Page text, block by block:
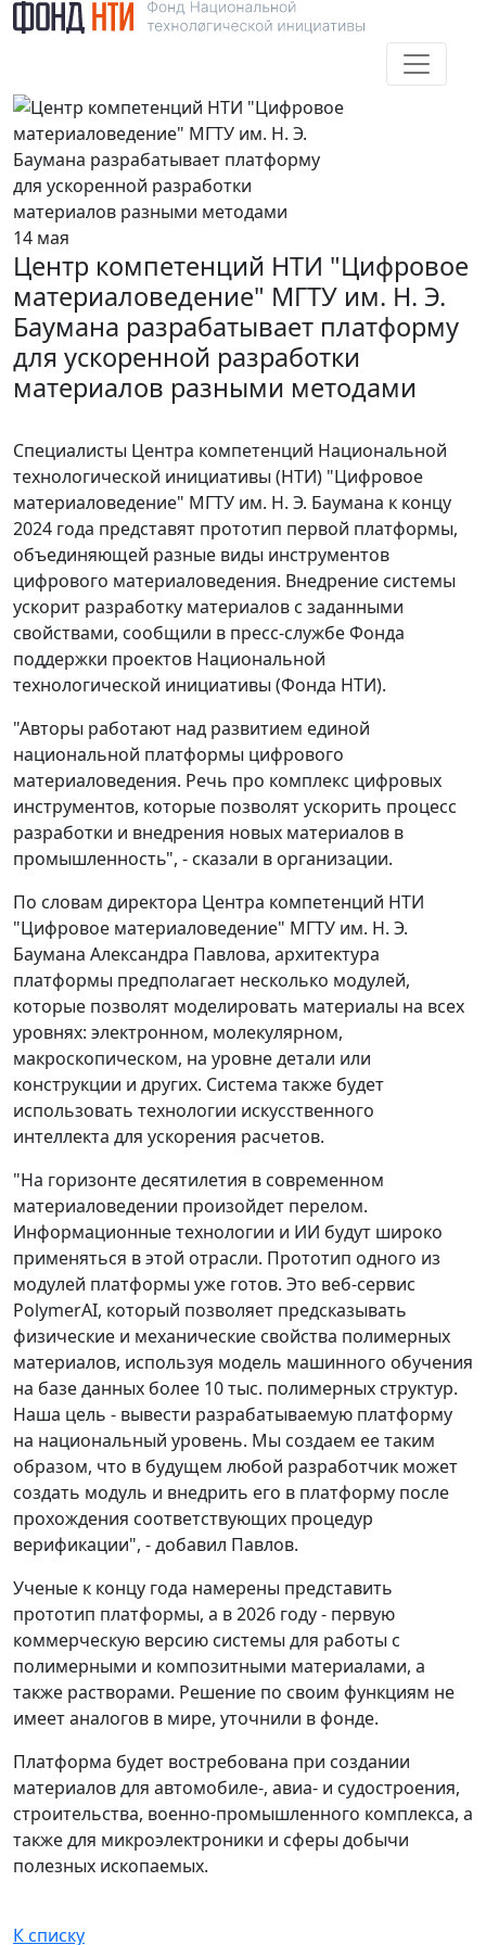
14 мая
Центр компетенций НТИ "Цифровое
материаловедение" МГТУ им. Н. Э.
Баумана разрабатывает платформу
для ускоренной разработки
материалов разными методами
Специалисты Центра компетенций Национальной
технологической инициативы (НТИ) "Цифровое
материаловедение" МГТУ им. Н. Э. Баумана к концу
2024 года представят прототип первой платформы,
объединяющей разные виды инструментов
цифрового материаловедения. Внедрение системы
ускорит разработку материалов с заданными
свойствами, сообщили в пресс-службе Фонда
поддержки проектов Национальной
технологической инициативы (Фонда НТИ).
"Авторы работают над развитием единой
национальной платформы цифрового
материаловедения. Речь про комплекс цифровых
инструментов, которые позволят ускорить процесс
разработки и внедрения новых материалов в
промышленность", - сказали в организации.
По словам директора Центра компетенций НТИ
"Цифровое материаловедение" МГТУ им. Н. Э.
Баумана Александра Павлова, архитектура
платформы предполагает несколько модулей,
которые позволят моделировать материалы на всех
уровнях: электронном, молекулярном,
макроскопическом, на уровне детали или
конструкции и других. Система также будет
использовать технологии искусственного
интеллекта для ускорения расчетов.
"На горизонте десятилетия в современном
материаловедении произойдет перелом.
Информационные технологии и ИИ будут широко
применяться в этой отрасли. Прототип одного из
модулей платформы уже готов. Это веб-сервис
PolymerAI, который позволяет предсказывать
физические и механические свойства полимерных
материалов, используя модель машинного обучения
на базе данных более 10 тыс. полимерных структур.
Наша цель - вывести разрабатываемую платформу
на национальный уровень. Мы создаем ее таким
образом, что в будущем любой разработчик может
создать модуль и внедрить его в платформу после
прохождения соответствующих процедур
верификации", - добавил Павлов.
Ученые к концу года намерены представить
прототип платформы, а в 2026 году - первую
коммерческую версию системы для работы с
полимерными и композитными материалами, а
также растворами. Решение по своим функциям не
имеет аналогов в мире, уточнили в фонде.
Платформа будет востребована при создании
материалов для автомобиле-, авиа- и судостроения,
строительства, военно-промышленного комплекса, а
также для микроэлектроники и сферы добычи
полезных ископаемых.
К списку